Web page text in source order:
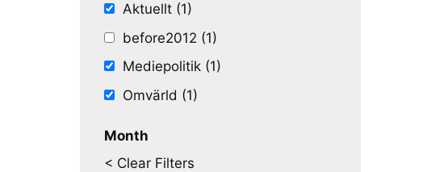
Aktuellt (1)
before2012 (1)
Mediepolitik (1)
Omvärld (1)
Month
< Clear Filters